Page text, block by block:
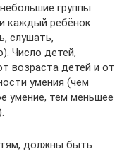
группы
каждый ребёнок
слушать,
Число детей,
возраста детей и от
умения (чем
умение, тем меньшее
должны быть